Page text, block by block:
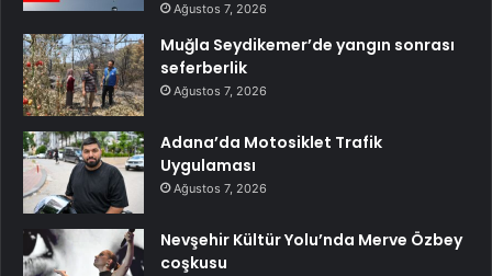
Ağustos 7, 2026
Muğla Seydikemer’de yangın sonrası
seferberlik
Ağustos 7, 2026
Adana’da Motosiklet Trafik
Uygulaması
Ağustos 7, 2026
Nevşehir Kültür Yolu’nda Merve Özbey
coşkusu